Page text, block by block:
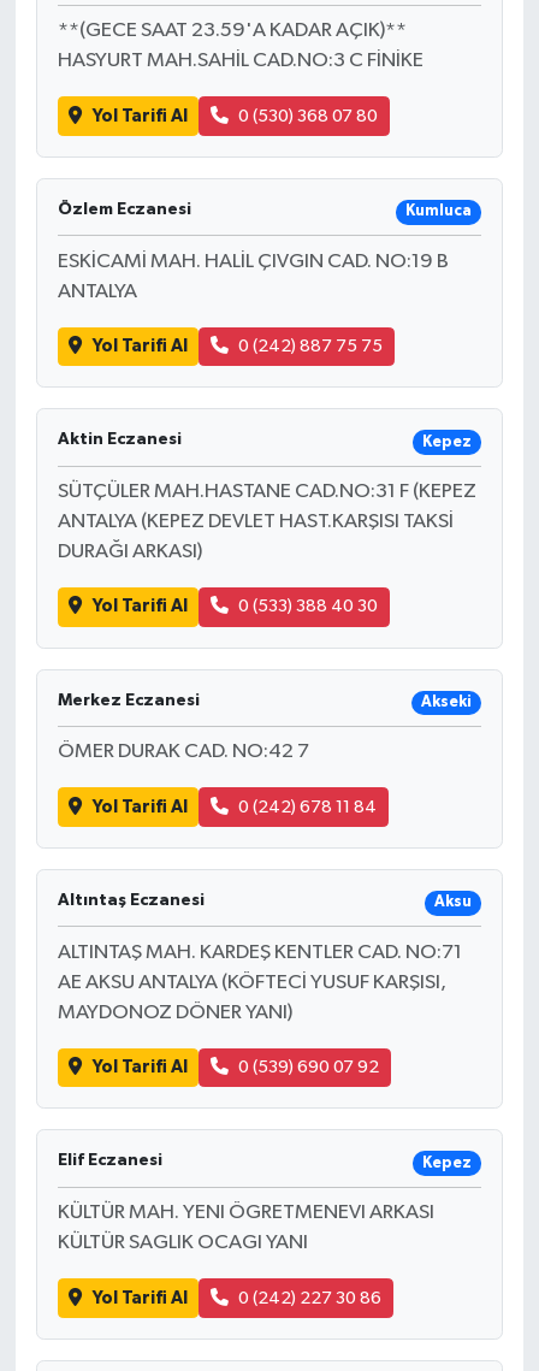
**(GECE SAAT 23.59'A KADAR AÇIK)**
HASYURT MAH.SAHİL CAD.NO:3 C FİNİKE
Yol Tarifi Al 0 (530) 368 07 80
Özlem Eczanesi Kumluca
ESKİCAMİ MAH. HALİL ÇIVGIN CAD. NO:19 B
ANTALYA
Yol Tarifi Al 0 (242) 887 75 75
Aktin Eczanesi Kepez
SÜTÇÜLER MAH.HASTANE CAD.NO:31 F (KEPEZ
ANTALYA (KEPEZ DEVLET HAST.KARŞISI TAKSİ
DURAĞI ARKASI)
Yol Tarifi Al 0 (533) 388 40 30
Merkez Eczanesi Akseki
ÖMER DURAK CAD. NO:42 7
Yol Tarifi Al 0 (242) 678 11 84
Altıntaş Eczanesi Aksu
ALTINTAŞ MAH. KARDEŞ KENTLER CAD. NO:71
AE AKSU ANTALYA (KÖFTECİ YUSUF KARŞISI,
MAYDONOZ DÖNER YANI)
Yol Tarifi Al 0 (539) 690 07 92
Elif Eczanesi Kepez
KÜLTÜR MAH. YENI ÖGRETMENEVI ARKASI
KÜLTÜR SAGLIK OCAGI YANI
Yol Tarifi Al 0 (242) 227 30 86